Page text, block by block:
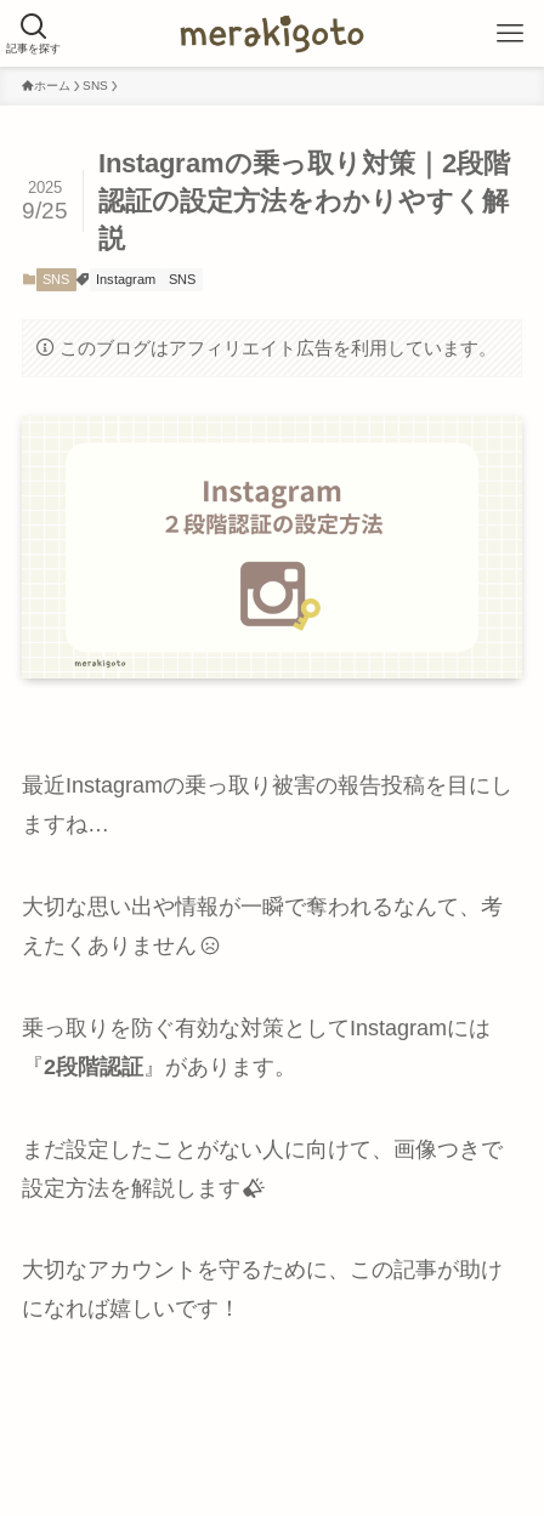
記事を探す
ホーム SNS
Instagramの乗っ取り対策｜2段階
認証の設定方法をわかりやすく解
説
2025
9/25
SNS Instagram SNS
このブログはアフィリエイト広告を利用しています。
最近Instagramの乗っ取り被害の報告投稿を目にし
ますね…
大切な思い出や情報が一瞬で奪われるなんて、考
えたくありません
乗っ取りを防ぐ有効な対策としてInstagramには
『2段階認証』があります。
まだ設定したことがない人に向けて、画像つきで
設定方法を解説します
大切なアカウントを守るために、この記事が助け
になれば嬉しいです！